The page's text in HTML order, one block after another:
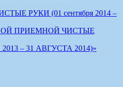
РУКИ (01 сентября 2014 –
ПРИЕМНОЙ ЧИСТЫЕ
– 31 АВГУСТА 2014)»